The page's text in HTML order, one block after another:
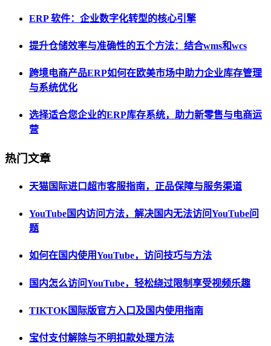
ERP 软件：企业数字化转型的核心引擎
提升仓储效率与准确性的五个方法：结合wms和wcs
跨境电商产品ERP如何在欧美市场中助力企业库存管理
与系统优化
选择适合您企业的ERP库存系统，助力新零售与电商运
营
热门文章
天猫国际进口超市客服指南，正品保障与服务渠道
YouTube国内访问方法，解决国内无法访问YouTube问
题
如何在国内使用YouTube，访问技巧与方法
国内怎么访问YouTube，轻松绕过限制享受视频乐趣
TIKTOK国际版官方入口及国内使用指南
宝付支付解除与不明扣款处理方法